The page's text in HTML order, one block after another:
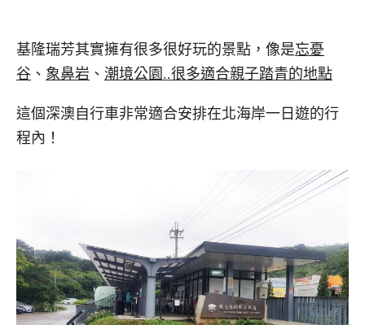
基隆瑞芳其實擁有很多很好玩的景點，像是忘憂
谷 、 象鼻岩 、 潮境公園..很多適合親子踏青的地點
這個深澳自行車非常適合安排在北海岸一日遊的行
程內！